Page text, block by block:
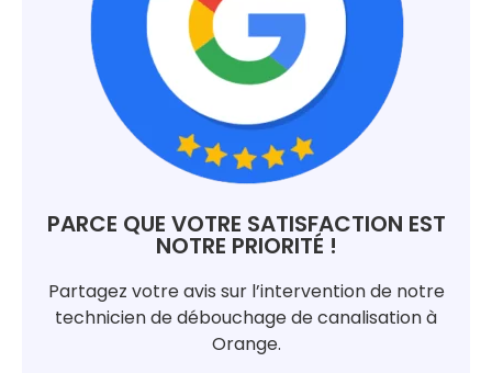
PARCE QUE VOTRE SATISFACTION EST
NOTRE PRIORITÉ !
Partagez votre avis sur l’intervention de notre
technicien de débouchage de canalisation à
Orange.